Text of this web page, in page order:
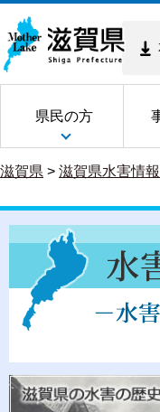
県民の方
滋賀県 > 滋賀県水害情